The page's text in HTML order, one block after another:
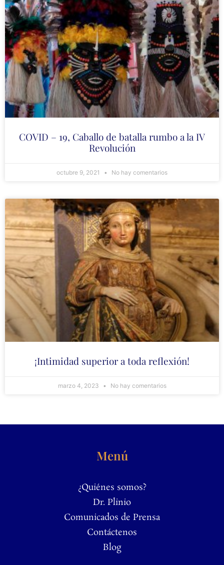
COVID – 19, Caballo de batalla rumbo a la IV
Revolución
octubre 9, 2021 No hay comentarios
¡Intimidad superior a toda reflexión!
marzo 4, 2023 No hay comentarios
Menú
¿Quiénes somos?
Dr. Plinio
Comunicados de Prensa
Contáctenos
Blog